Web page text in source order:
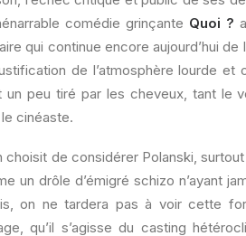
comédie grinçante Quoi ?
qui continue encore aujourd’hui
de l’atmosphère lourde et
un peu tiré par les cheveux, tant le
cinéaste.
choisit de considérer Polanski,
un drôle d’émigré schizo n’ayant
on ne tardera pas à voir cette
qu’il s’agisse du casting